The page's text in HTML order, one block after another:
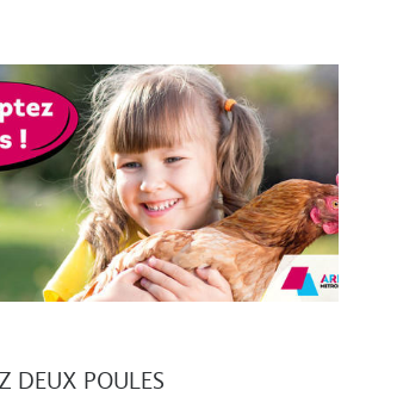
DEUX POULES